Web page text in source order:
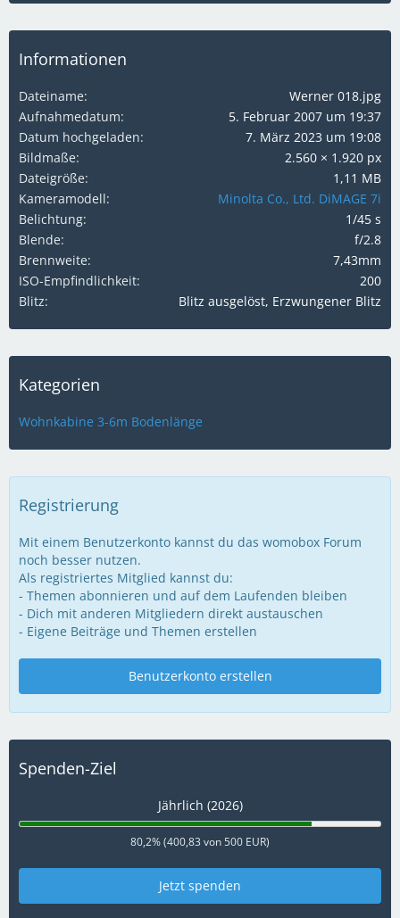
Informationen
Dateiname
Werner 018.jpg
Aufnahmedatum
5. Februar 2007 um 19:37
Datum hochgeladen
7. März 2023 um 19:08
Bildmaße
2.560 × 1.920 px
Dateigröße
1,11 MB
Kameramodell
Minolta Co., Ltd. DiMAGE 7i
Belichtung
1/45 s
Blende
f/2.8
Brennweite
7,43mm
ISO-Empfindlichkeit
200
Blitz
Blitz ausgelöst, Erzwungener Blitz
Kategorien
Wohnkabine 3-6m Bodenlänge
Registrierung
Mit einem Benutzerkonto kannst du das womobox Forum
noch besser nutzen.
Als registriertes Mitglied kannst du:
- Themen abonnieren und auf dem Laufenden bleiben
- Dich mit anderen Mitgliedern direkt austauschen
- Eigene Beiträge und Themen erstellen
Benutzerkonto erstellen
Spenden-Ziel
Jährlich (2026)
80,2% (400,83 von 500 EUR)
Jetzt spenden